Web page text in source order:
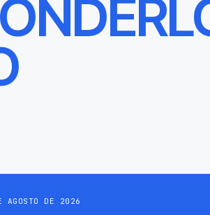
AGOSTO DE 2026